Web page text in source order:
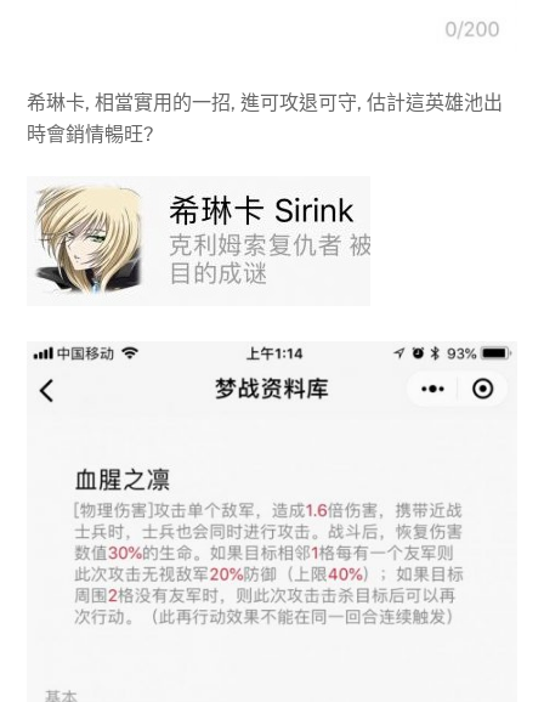
希琳卡, 相當實用的一招, 進可攻退可守, 估計這英雄池出
時會銷情暢旺?